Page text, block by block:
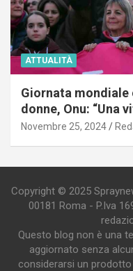
ATTUALITÀ
Giornata
donne, Onu: “Una
Novembre 25, 2024
Copyright © 2025
00181 Roma - P.Iva
Questo blog non è una
aggiornato senza
considerarsi un